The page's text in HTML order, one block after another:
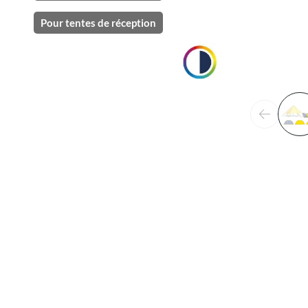
Pour tentes de réception